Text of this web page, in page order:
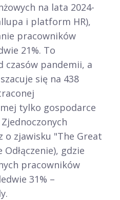
na lata 2024-
i platform HR),
pracowników
21%. To
czasów pandemii, a
się na 438
tylko gospodarce
o zjawisku "The Great
gdzie
pracowników
31% –